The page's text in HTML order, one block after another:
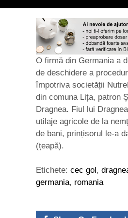
O firmă din Germania a
de deschidere a
împotriva societății
din comuna Lița, patron
Dragnea. Fiul lui
utilaje agricole de la
de bani, prințișorul le-a
(țeapă).
Etichete: cec gol,
germania, romania